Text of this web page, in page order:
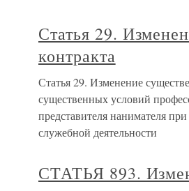
Статья 29.
контракта
Статья 29. Изменение
существенных условий
представителя нанимателя
служебной деятельности
СТАТЬЯ 893.